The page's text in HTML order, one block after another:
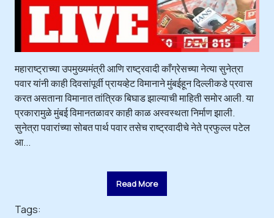
महाराष्ट्राच्या उपमुख्यमंत्री आणि राष्ट्रवादी काँग्रेसच्या नेत्या सुनेत्रा
पवार यांनी काही दिवसांपूर्वी प्रायव्हेट विमानाने मुंबईहून दिल्लीकडे प्रवास
करत असताना विमानात तांत्रिक बिघाड झाल्याची माहिती समोर आली. या
प्रकारामुळे मुंबई विमानतळावर काही काळ अस्वस्थता निर्माण झाली.
सुनेत्रा पवारांच्या सोबत पार्थ पवार तसेच राष्ट्रवादीचे नेते प्रफुल्ल पटेल
आ...
Read More
Tags: